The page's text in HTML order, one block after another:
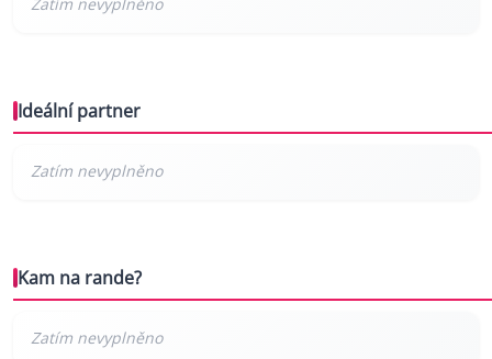
Ideální partner
Kam na rande?